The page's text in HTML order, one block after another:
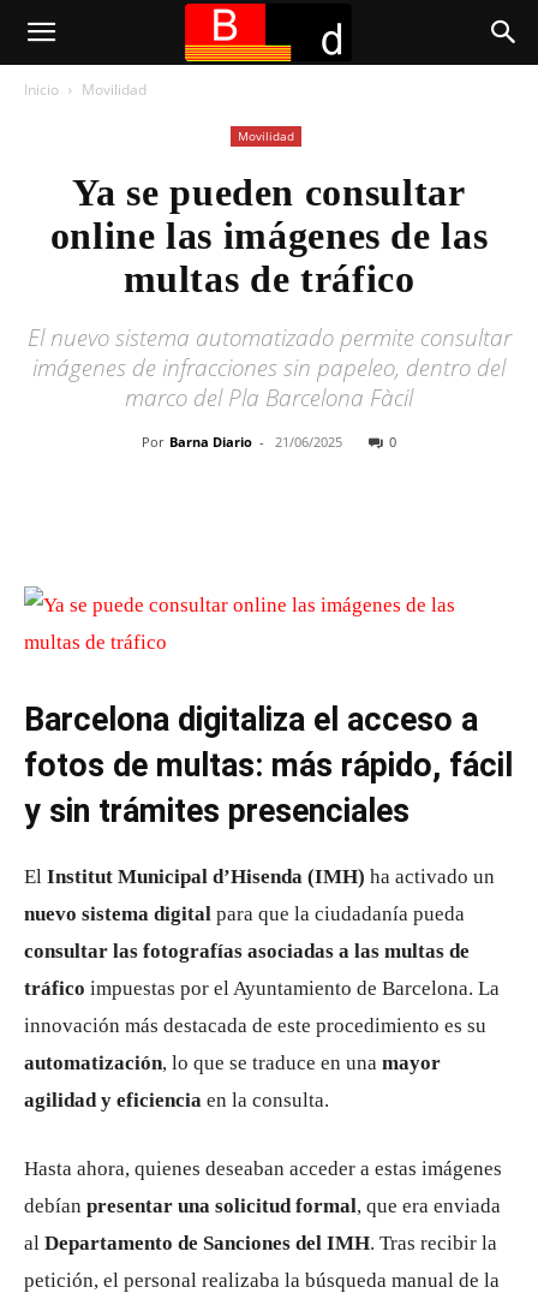
Inicio Movilidad
Movilidad
Ya se pueden consultar
online las imágenes de las
multas de tráfico
El nuevo sistema automatizado permite consultar
imágenes de infracciones sin papeleo, dentro del
marco del Pla Barcelona Fàcil
Por Barna Diario - 21/06/2025 0
Barcelona digitaliza el acceso a
fotos de multas: más rápido, fácil
y sin trámites presenciales
El Institut Municipal d’Hisenda (IMH) ha activado un
nuevo sistema digital para que la ciudadanía pueda
consultar las fotografías asociadas a las multas de
tráfico impuestas por el Ayuntamiento de Barcelona. La
innovación más destacada de este procedimiento es su
automatización, lo que se traduce en una mayor
agilidad y eficiencia en la consulta.
Hasta ahora, quienes deseaban acceder a estas imágenes
debían presentar una solicitud formal, que era enviada
al Departamento de Sanciones del IMH. Tras recibir la
petición, el personal realizaba la búsqueda manual de la